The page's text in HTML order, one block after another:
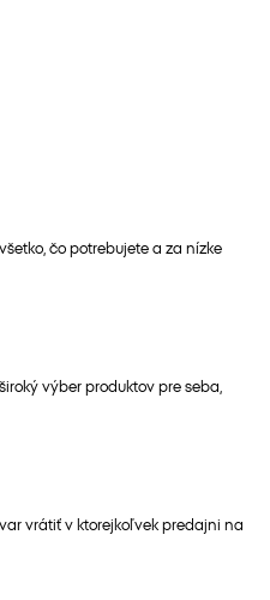
čo potrebujete a za nízke
výber produktov pre seba,
vrátiť v ktorejkoľvek predajni na